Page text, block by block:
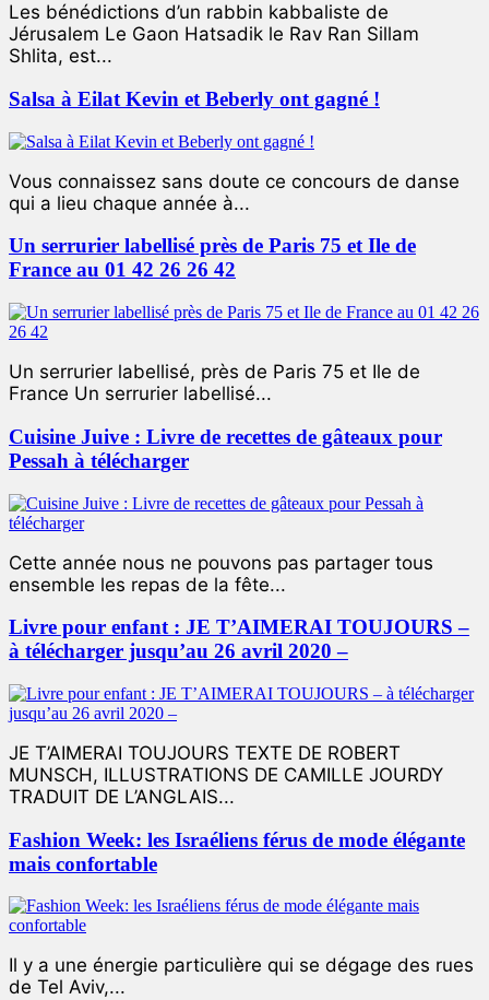
Les bénédictions d’un rabbin kabbaliste de
Jérusalem Le Gaon Hatsadik le Rav Ran Sillam
Shlita, est...
Salsa à Eilat Kevin et Beberly ont gagné !
Vous connaissez sans doute ce concours de danse
qui a lieu chaque année à...
Un serrurier labellisé près de Paris 75 et Ile de
France au 01 42 26 26 42
Un serrurier labellisé, près de Paris 75 et Ile de
France Un serrurier labellisé...
Cuisine Juive : Livre de recettes de gâteaux pour
Pessah à télécharger
Cette année nous ne pouvons pas partager tous
ensemble les repas de la fête...
Livre pour enfant : JE T’AIMERAI TOUJOURS –
à télécharger jusqu’au 26 avril 2020 –
JE T’AIMERAI TOUJOURS TEXTE DE ROBERT
MUNSCH, ILLUSTRATIONS DE CAMILLE JOURDY
TRADUIT DE L’ANGLAIS...
Fashion Week: les Israéliens férus de mode élégante
mais confortable
Il y a une énergie particulière qui se dégage des rues
de Tel Aviv,...